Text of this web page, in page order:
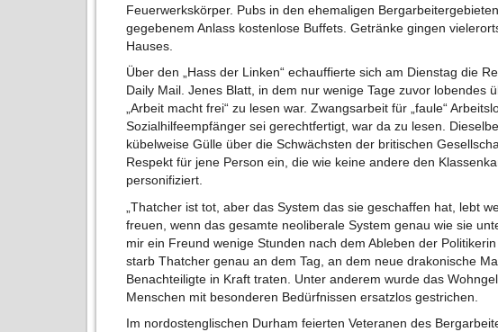
Feuerwerkskörper. Pubs in den ehemaligen
gegebenem Anlass kostenlose Buffets. Getränke gingen
Hauses.
Über den „Hass der Linken“ echauffierte sich am Dienstag die
Daily Mail. Jenes Blatt, in dem nur wenige Tage zuvor lobendes
„Arbeit macht frei“ zu lesen war. Zwangsarbeit für „faule“
Sozialhilfeempfänger sei gerechtfertigt, war da zu lesen.
kübelweise Gülle über die Schwächsten der britischen
Respekt für jene Person ein, die wie keine andere den
personifiziert.
„Thatcher ist tot, aber das System das sie geschaffen hat, lebt
freuen, wenn das gesamte neoliberale System genau wie sie
mir ein Freund wenige Stunden nach dem Ableben der
starb Thatcher genau an dem Tag, an dem neue drakonische
Benachteiligte in Kraft traten. Unter anderem wurde das
Menschen mit besonderen Bedürfnissen ersatzlos gestrichen.
Im nordostenglischen Durham feierten Veteranen des